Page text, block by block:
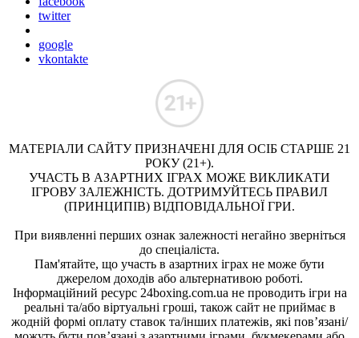
twitter
google
vkontakte
МАТЕРІАЛИ САЙТУ ПРИЗНАЧЕНІ ДЛЯ ОСІБ СТАРШЕ 21
РОКУ (21+).
УЧАСТЬ В АЗАРТНИХ ІГРАХ МОЖЕ ВИКЛИКАТИ
ІГРОВУ ЗАЛЕЖНІСТЬ. ДОТРИМУЙТЕСЬ ПРАВИЛ
(ПРИНЦИПІВ) ВІДПОВІДАЛЬНОЇ ГРИ.
При виявленні перших ознак залежності негайно зверніться
до спеціаліста.
Пам'ятайте, що участь в азартних іграх не може бути
джерелом доходів або альтернативою роботі.
Інформаційний ресурс 24boxing.com.ua не проводить ігри на
реальні та/або віртуальні гроші, також сайт не приймає в
жодній формі оплату ставок та/інших платежів, які пов’язані/